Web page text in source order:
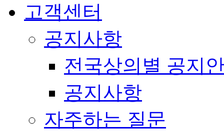
고객센터
공지사항
전국상의별 공지
공지사항
자주하는 질문